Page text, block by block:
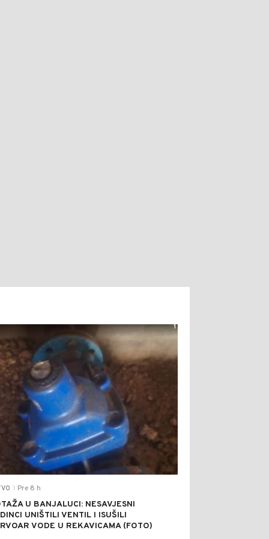
Pre 8 h
U BANJALUCI: NESAVJESNI
UNIŠTILI VENTIL I ISUŠILI
VODE U REKAVICAMA (FOTO)
1